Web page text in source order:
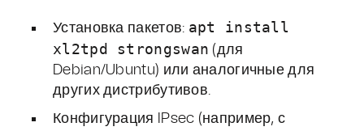
Установка пакетов: apt install
xl2tpd strongswan (для
Debian/Ubuntu) или аналогичные для
других дистрибутивов.
Конфигурация IPsec (например, с